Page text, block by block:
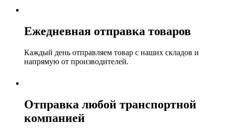
Ежедневная отправка товаров
Каждый день отправляем товар с наших складов и
напрямую от производителей.
Отправка любой транспортной
компанией